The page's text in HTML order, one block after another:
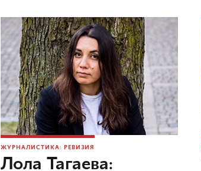
ЖУРНАЛИСТИКА: РЕВИЗИЯ
Лола Тагаева: